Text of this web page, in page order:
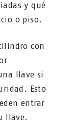
y qué
o piso.
con
llave si
Esto
entrar
llave.